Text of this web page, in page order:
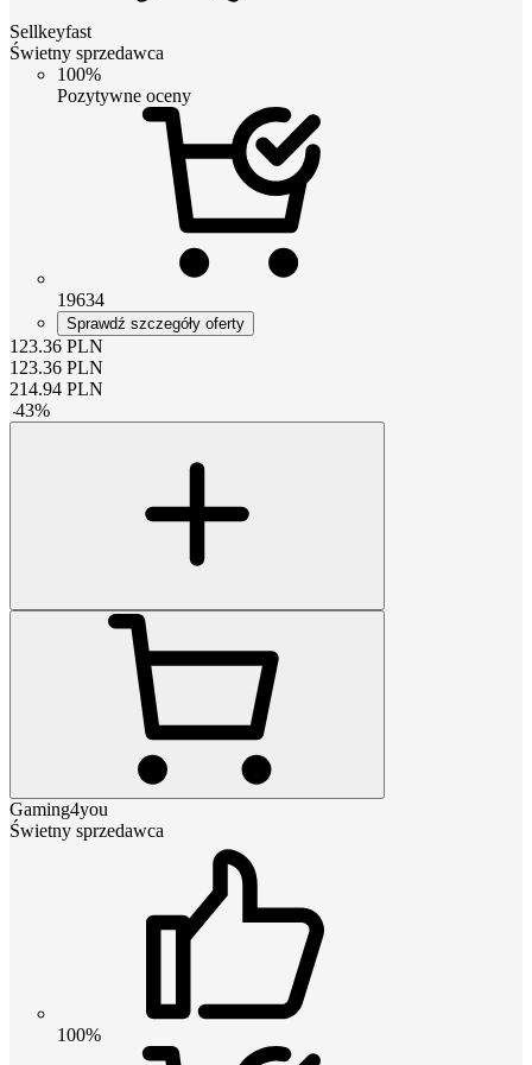
Sellkeyfast
Świetny sprzedawca
100%
Pozytywne oceny
19634
Sprawdź szczegóły oferty
123.36 PLN
123.36 PLN
214.94 PLN
-43%
Gaming4you
Świetny sprzedawca
100%